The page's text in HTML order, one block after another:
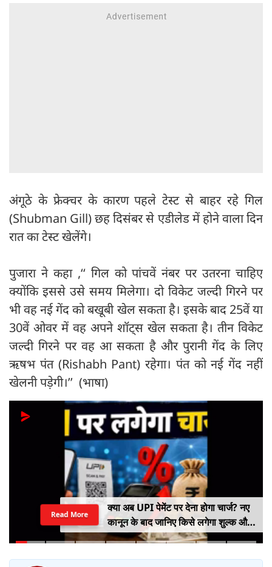
अंगूठे के फ्रेक्चर के कारण पहले टेस्ट से बाहर रहे गिल
(Shubman Gill) छह दिसंबर से एडीलेड में होने वाला दिन
रात का टेस्ट खेलेंगे।
पुजारा ने कहा ,‘‘ गिल को पांचवें नंबर पर उतरना चाहिए
क्योंकि इससे उसे समय मिलेगा। दो विकेट जल्दी गिरने पर
भी वह नई गेंद को बखूबी खेल सकता है। इसके बाद 25वें या
30वें ओवर में वह अपने शॉट्स खेल सकता है। तीन विकेट
जल्दी गिरने पर वह आ सकता है और पुरानी गेंद के लिए
ऋषभ पंत (Rishabh Pant) रहेगा। पंत को नई गेंद नहीं
खेलनी पड़ेगी।’’ (भाषा)
क्या अब UPI पेमेंट पर देना होगा चार्ज? नए
कानून के बाद जानिए किसे लगेगा शुल्क और
किसे नहीं
Read More